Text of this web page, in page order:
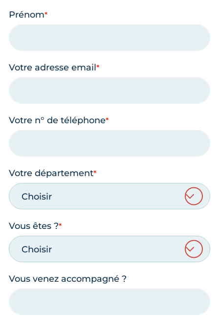
Prénom
Votre adresse email
Votre n° de téléphone
Votre département
Choisir
Vous êtes ?
Choisir
Vous venez accompagné ?